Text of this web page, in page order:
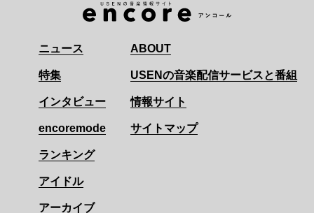
ニュース
特集
インタビュー
encoremode
ランキング
アイドル
アーカイブ
ABOUT
USENの音楽配信サービスと番組
情報サイト
サイトマップ